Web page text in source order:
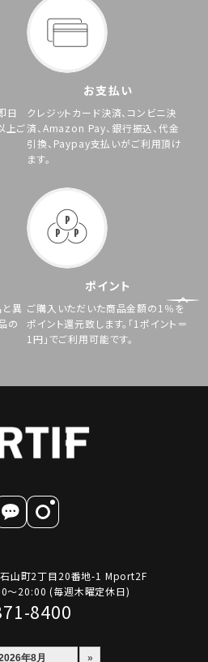
日
上ご
お支払い
クレジットカード決済、コンビニ決
済、Amazon Pay、銀行振込、代金
引換、Paypay支払いがご利用頂け
ます。
異
の
ポイント
ご購入いただいた商品金額の1％を
ポイント還元致します。「1ポイント＝
1円」でご利用可能です。
山町2丁目20番地-1 Mport2F
20:00 (毎週木曜定休日)
8400